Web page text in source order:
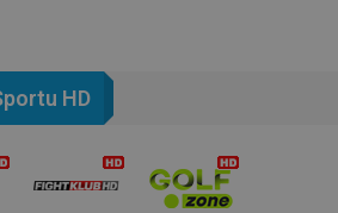
HD